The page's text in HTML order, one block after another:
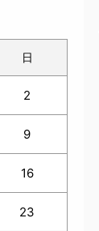
日
2
9
16
23